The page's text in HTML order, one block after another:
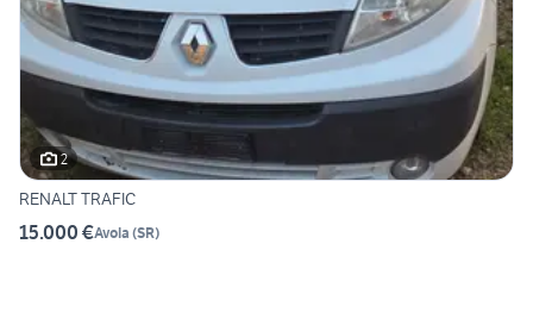
2
RENALT TRAFIC
15.000 €Avola (SR)